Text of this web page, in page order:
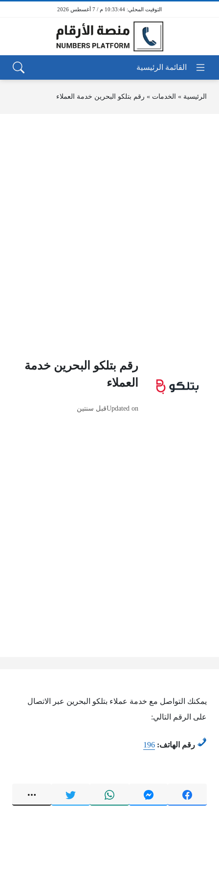
10:33:44 م / 7 أغسطس 2026
الرئيسية » الخدمات » رقم بتلكو البحرين خدمة العملاء
رقم بتلكو البحرين خدمة
العملاء
Updated onقبل سنتين
يمكنك التواصل مع خدمة عملاء بتلكو البحرين عبر الاتصال
على الرقم التالي:
رقم الهاتف: 196